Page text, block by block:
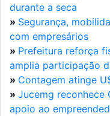
durante a seca
» Segurança,
com empresários
» Prefeitura reforça
amplia participação
» Contagem atinge
» Jucemg reconhece
apoio ao